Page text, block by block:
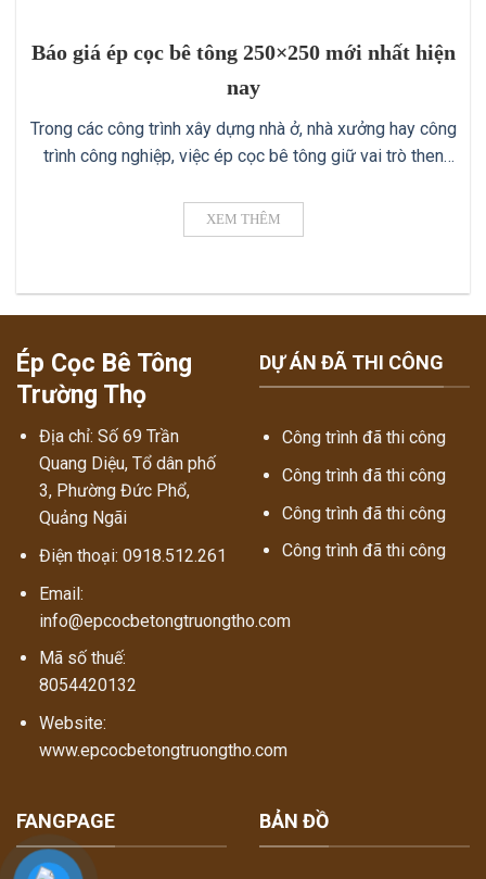
Báo giá ép cọc bê tông 250×250 mới nhất hiện
nay
Trong các công trình xây dựng nhà ở, nhà xưởng hay công
trình công nghiệp, việc ép cọc bê tông giữ vai trò then
tông kích thước 250x250mm là loại phổ biến được nhiều
chủ đầu tư lựa chọn. Vậy báo giá [...]
XEM THÊM
Ép Cọc Bê Tông
Trường Thọ
Địa chỉ: Số 69 Trần
Quang Diệu, Tổ dân phố
3, Phường Đức Phổ,
Quảng Ngãi
Điện thoại: 0918.512.261
Email:
info@epcocbetongtruongtho.com
Mã số thuế:
8054420132
Website:
www.epcocbetongtruongtho.com
DỰ ÁN ĐÃ THI CÔNG
Công trình đã thi công
Công trình đã thi công
Công trình đã thi công
Công trình đã thi công
FANGPAGE BẢN ĐỒ